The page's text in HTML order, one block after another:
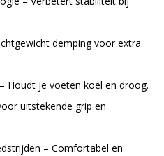
demping voor extra
Houdt je voeten koel en droog.
uitstekende grip en
– Comfortabel en